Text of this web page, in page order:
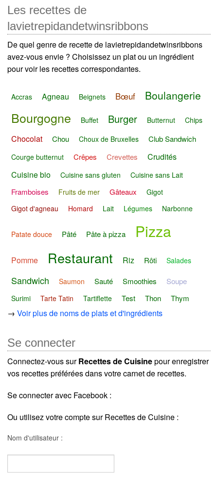
Les recettes de
lavietrepidandetwinsribbons
De quel genre de recette de lavietrepidandetwinsribbons
avez-vous envie ? Choisissez un plat ou un ingrédient
pour voir les recettes correspondantes.
Accras Agneau Beignets Bœuf Boulangerie
Bourgogne Buffet Burger Butternut Chips
Chocolat Chou Choux de Bruxelles Club Sandwich
Courge butternut Crêpes Crevettes
Crudités
Cuisine bio
Cuisine sans gluten Cuisine sans Lait
Framboises Fruits de mer Gâteaux
Gigot
Gigot d'agneau
Homard Lait Légumes Narbonne
Patate douce Pâté Pâte à pizza Pizza
Pomme Restaurant Riz Rôti Salades
Sandwich Saumon Sauté Smoothies Soupe
Surimi Tarte Tatin Tartiflette Test Thon Thym
→ Voir plus de noms de plats et d'ingrédients
Se connecter
Connectez-vous surRecettes de Cuisinepour enregistrer
vos recettes préférées dans votre carnet de recettes.
Se connecter avec Facebook :
Ou utilisez votre compte sur Recettes de Cuisine :
Nom d'utilisateur :